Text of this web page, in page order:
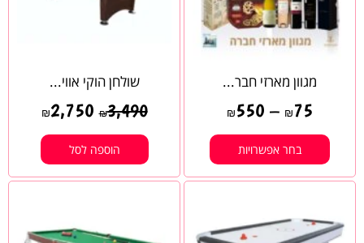
מגוון מארזי חבר...
₪ 75
–
₪ 550
בחר אפשרויות
שולחן הוקי אווי...
₪3,490
₪2,750
הוספה לסל